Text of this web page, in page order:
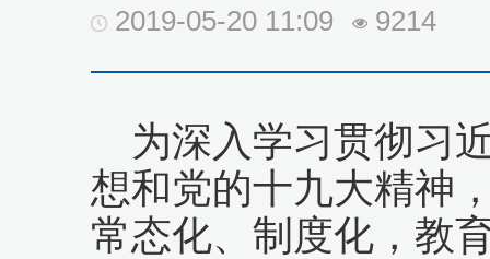
2019-05-20 11:09 9214
为深入学习贯彻习
想和党的十九大精神
常态化、制度化，教